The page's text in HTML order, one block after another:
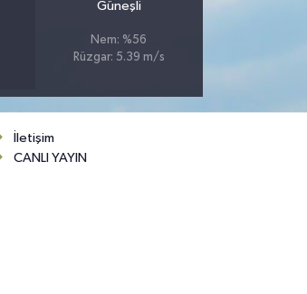
Güneşli
Nem: %56
Rüzgar: 5.39 m/s
İletişim
CANLI YAYIN